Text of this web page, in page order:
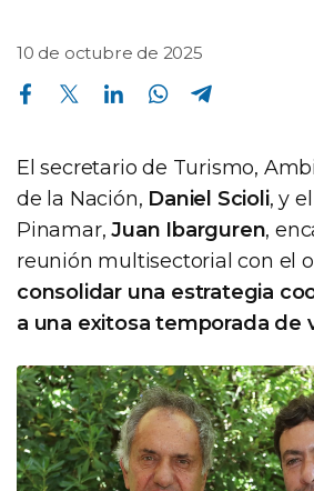
10 de octubre de 2025
Compartir en Facebook Compartir en Twitter Compartir en Linkedin Compartir en Whatsapp
El secretario de Turismo,
de la Nación, Daniel Scioli, y
Pinamar,Juan Ibarguren,
reunión multisectorial con el
consolidar una estrategia
a una exitosa temporada de